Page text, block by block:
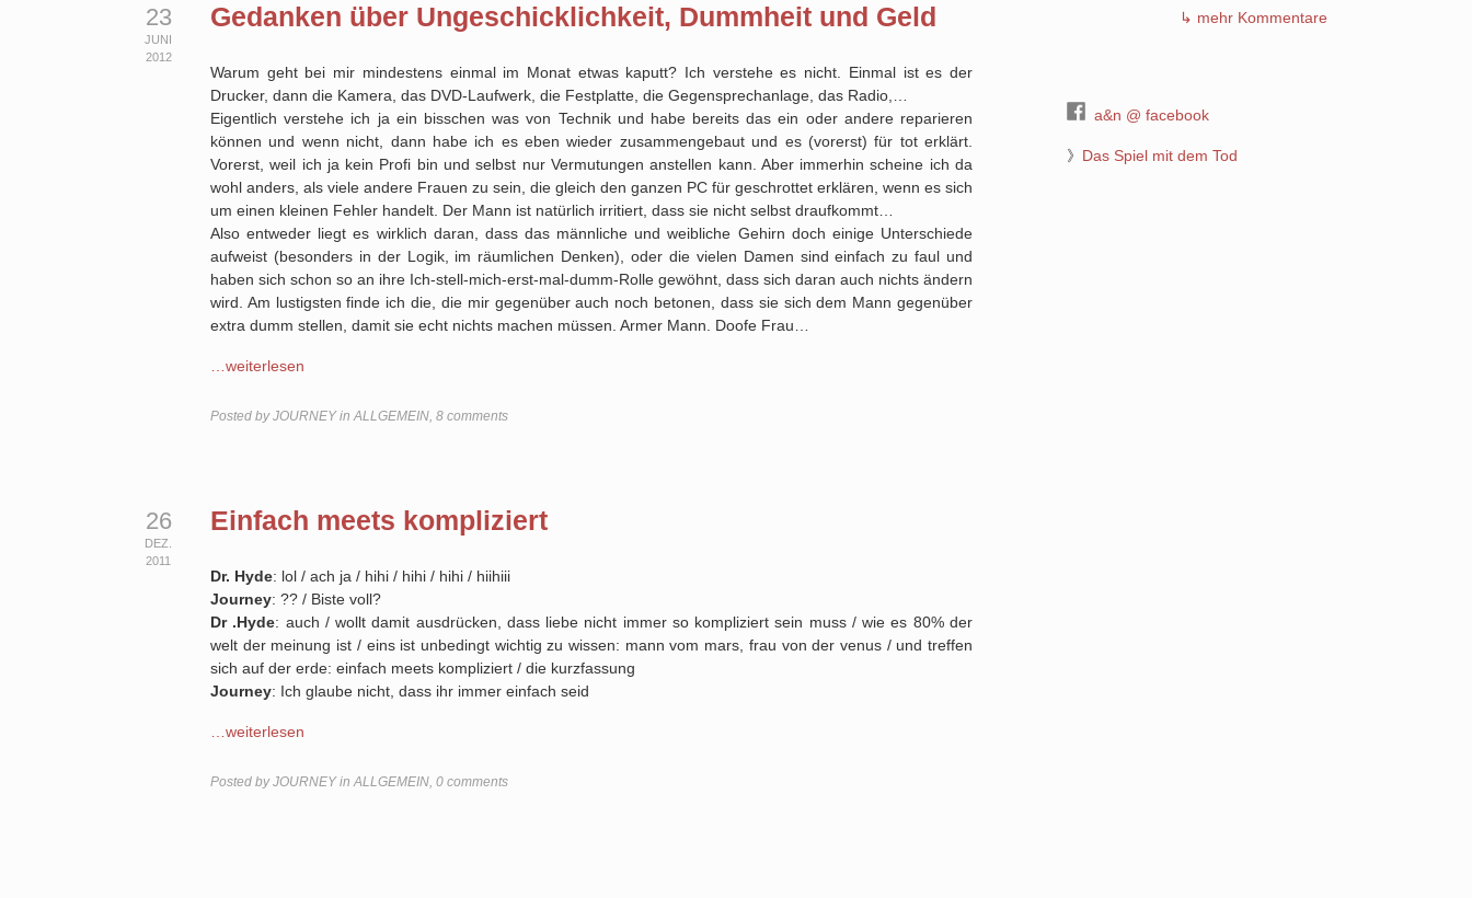
23
JUNI
2012
Gedanken über Ungeschicklichkeit, Dummheit und Geld
Warum geht bei mir mindestens einmal im Monat etwas kaputt? Ich verstehe es nicht. Einmal ist es der
Drucker, dann die Kamera, das DVD-Laufwerk, die Festplatte, die Gegensprechanlage, das Radio,…
Eigentlich verstehe ich ja ein bisschen was von Technik und habe bereits das ein oder andere reparieren
können und wenn nicht, dann habe ich es eben wieder zusammengebaut und es (vorerst) für tot erklärt.
Vorerst, weil ich ja kein Profi bin und selbst nur Vermutungen anstellen kann. Aber immerhin scheine ich da
wohl anders, als viele andere Frauen zu sein, die gleich den ganzen PC für geschrottet erklären, wenn es sich
um einen kleinen Fehler handelt. Der Mann ist natürlich irritiert, dass sie nicht selbst draufkommt…
Also entweder liegt es wirklich daran, dass das männliche und weibliche Gehirn doch einige Unterschiede
aufweist (besonders in der Logik, im räumlichen Denken), oder die vielen Damen sind einfach zu faul und
haben sich schon so an ihre Ich-stell-mich-erst-mal-dumm-Rolle gewöhnt, dass sich daran auch nichts ändern
wird. Am lustigsten finde ich die, die mir gegenüber auch noch betonen, dass sie sich dem Mann gegenüber
extra dumm stellen, damit sie echt nichts machen müssen. Armer Mann. Doofe Frau…
…weiterlesen
Posted by JOURNEY in ALLGEMEIN, 8 comments
26
DEZ.
2011
Einfach meets kompliziert
Dr. Hyde: lol / ach ja / hihi / hihi / hihi / hiihiii
Journey: ?? / Biste voll?
Dr .Hyde: auch / wollt damit ausdrücken, dass liebe nicht immer so kompliziert sein muss / wie es 80% der
welt der meinung ist / eins ist unbedingt wichtig zu wissen: mann vom mars, frau von der venus / und treffen
sich auf der erde: einfach meets kompliziert / die kurzfassung
Journey: Ich glaube nicht, dass ihr immer einfach seid
…weiterlesen
Posted by JOURNEY in ALLGEMEIN, 0 comments
↳ mehr Kommentare
a&n @ facebook
》 Das Spiel mit dem Tod